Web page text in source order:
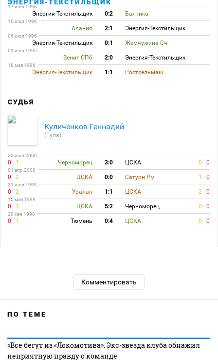
ЭНЕРГИЯ-ТЕКСТИЛЬЩИК
17 июл 1996
Энергия-Текстильщик 0:2 Балтика
10 июл 1996
Алания 2:1 Энергия-Текстильщик
06 июл 1996
Энергия-Текстильщик 0:1 Жемчужина Сч
03 июл 1996
Зенит СПб 2:0 Энергия-Текстильщик
18 мая 1996
Энергия-Текстильщик 1:1 Ростсельмаш
СУДЬЯ
Куличенков Геннадий
(Тула)
22 июл 2000
0 1 Черноморец 3:0 ЦСКА 0 0
01 апр 2000
0 2 ЦСКА 0:0 Сатурн Рм 1 0
21 июл 1999
0 2 Уралан 1:1 ЦСКА 2 0
15 мая 1999
0 1 ЦСКА 5:2 Черноморец 0 0
20 сен 1998
0 1 Тюмень 0:4 ЦСКА 0 0
Комментировать
ПО ТЕМЕ
«Все бегут из «Локомотива». Экс-звезда клуба обнажил
неприятную правду о команде